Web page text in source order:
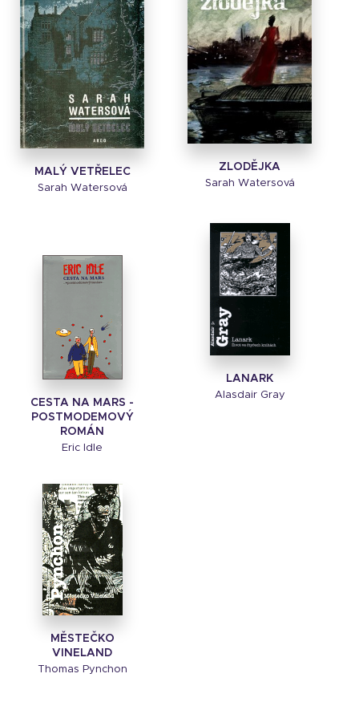
MALÝ VETŘELEC
Sarah Watersová
ZLODĚJKA
Sarah Watersová
CESTA NA MARS -
POSTMODEMOVÝ
ROMÁN
Eric Idle
LANARK
Alasdair Gray
MĚSTEČKO
VINELAND
Thomas Pynchon